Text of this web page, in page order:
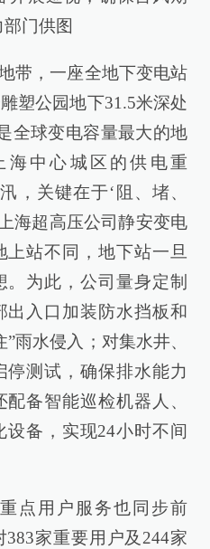
门供图
带，一座全地下变电站
塑公园地下31.5米深处
全球变电容量最大的地
海中心城区的供电重
，关键在于‘阻、堵、
海超高压公司静安变电
站不同，地下站一旦
为此，公司量身定制
出入口加装防水挡板和
雨水侵入；对集水井、
测试，确保排水能力
备智能巡检机器人、
备，实现24小时不间
点用户服务也同步前
家重要用户及244家